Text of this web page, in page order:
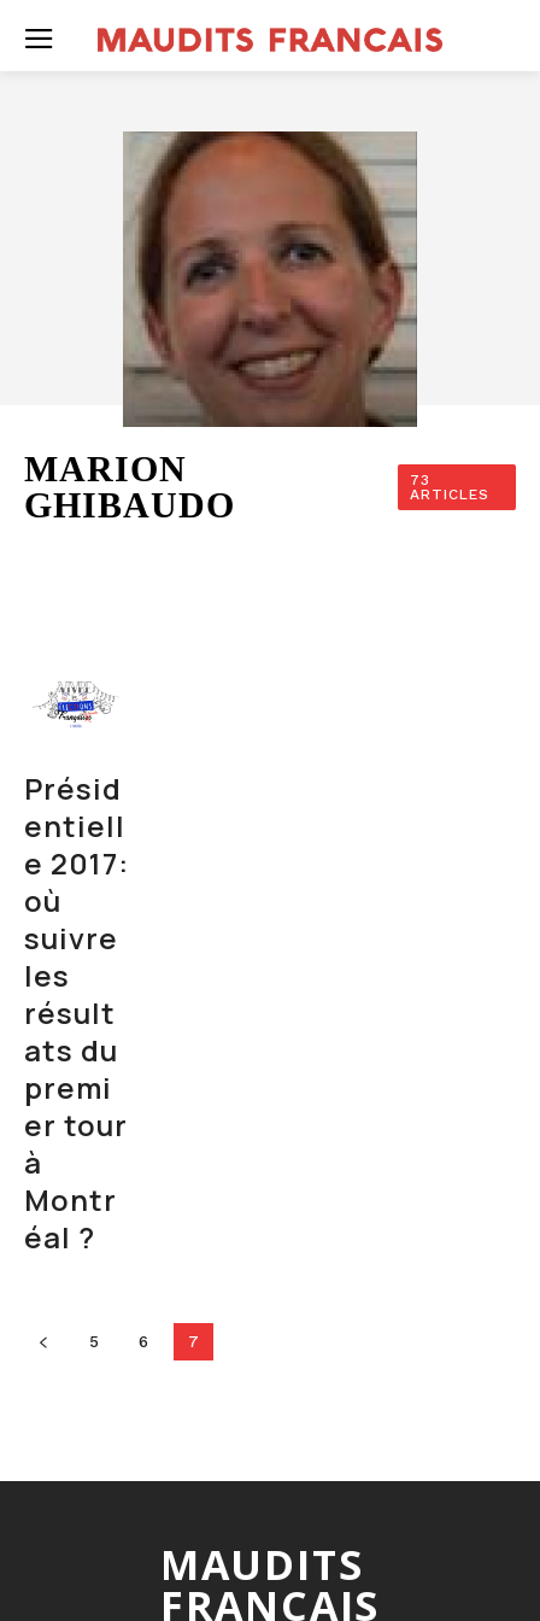
MARION
GHIBAUDO
73
ARTICLES
Présid
entiell
e 2017:
où
suivre
les
résult
ats du
premi
er tour
à
Montr
éal ?
5 6 7
MAUDITS
FRANCAIS